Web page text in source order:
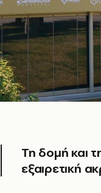
Τη δομή και
εξαιρετική